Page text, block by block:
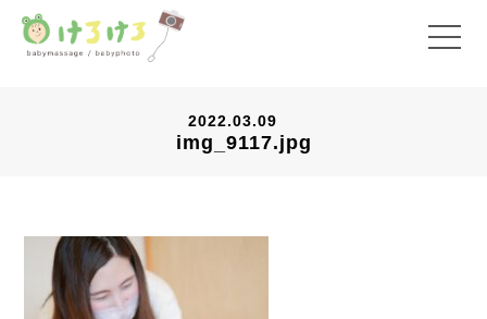
2022.03.09
img_9117.jpg